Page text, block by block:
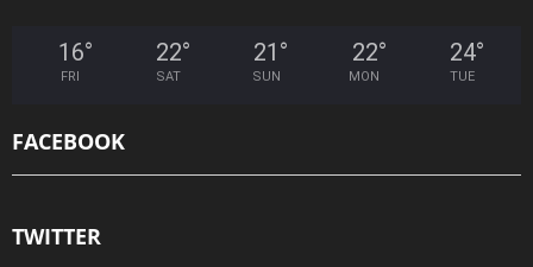
16°
FRI
22°
SAT
21 °
SUN
22°
MON
24°
TUE
FACEBOOK
TWITTER